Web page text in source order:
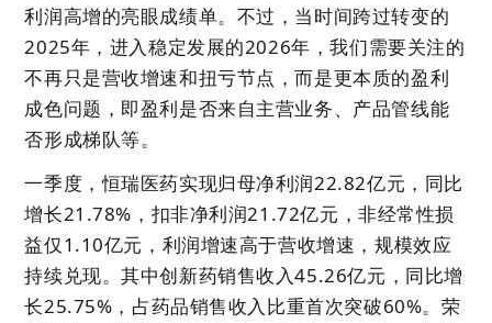
利润高增的亮眼成绩单。不过，当时间跨过转变的
2025年，进入稳定发展的2026年，我们需要关注的
不再只是营收增速和扭亏节点，而是更本质的盈利
成色问题，即盈利是否来自主营业务、产品管线能
否形成梯队等。
一季度，恒瑞医药实现归母净利润22.82亿元，同比
增长21.78%，扣非净利润21.72亿元，非经常性损
益仅1.10亿元，利润增速高于营收增速，规模效应
持续兑现。其中创新药销售收入45.26亿元，同比增
长25.75%，占药品销售收入比重首次突破60%。荣